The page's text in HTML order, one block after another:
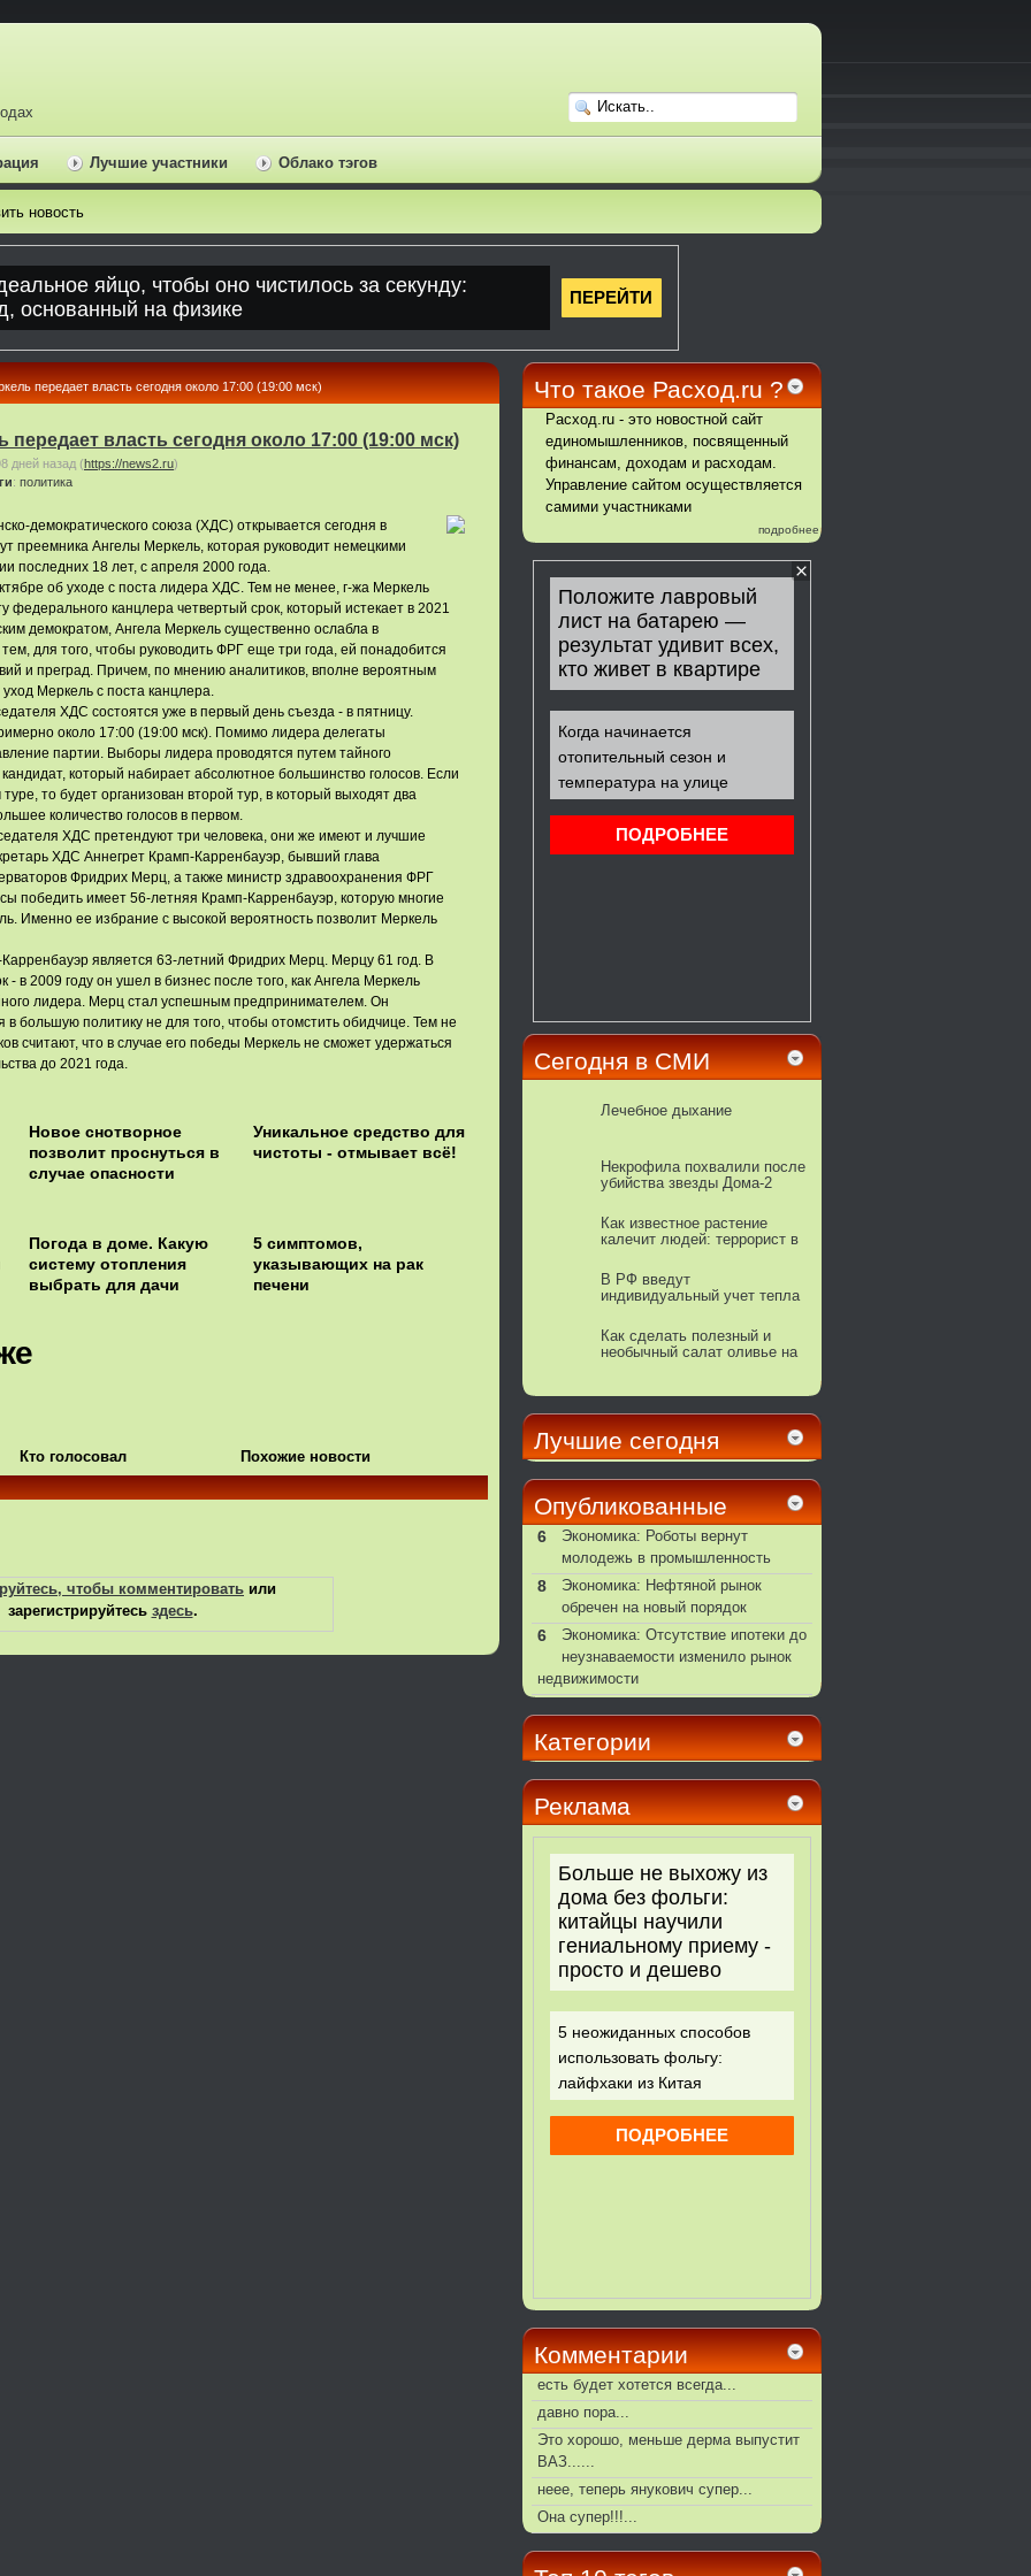
Лучшие участники Облако тэгов
новость
передает власть сегодня около 17:00 (19:00 мск)
передает власть сегодня около 17:00 (19:00 мск)
дней назад (https://news2.ru)
: политика
демократического союза (ХДС) открывается сегодня в
преемника Ангелы Меркель, которая руководит немецкими
последних 18 лет, с апреля 2000 года.
об уходе с поста лидера ХДС. Тем не менее, г-жа Меркель
федерального канцлера четвертый срок, который истекает в 2021
демократом, Ангела Меркель существенно ослабла в
для того, чтобы руководить ФРГ еще три года, ей понадобится
и преград. Причем, по мнению аналитиков, вполне вероятным
Меркель с поста канцлера.
ХДС состоятся уже в первый день съезда - в пятницу.
около 17:00 (19:00 мск). Помимо лидера делегаты
партии. Выборы лидера проводятся путем тайного
который набирает абсолютное большинство голосов. Если
то будет организован второй тур, в который выходят два
количество голосов в первом.
ХДС претендуют три человека, они же имеют и лучшие
ХДС Аннегрет Крамп-Карренбауэр, бывший глава
Фридрих Мерц, а также министр здравоохранения ФРГ
победить имеет 56-летняя Крамп-Карренбауэр, которую многие
Именно ее избрание с высокой вероятность позволит Меркель
является 63-летний Фридрих Мерц. Мерцу 61 год. В
- в 2009 году он ушел в бизнес после того, как Ангела Меркель
лидера. Мерц стал успешным предпринимателем. Он
в большую политику не для того, чтобы отомстить обидчице. Тем не
считают, что в случае его победы Меркель не сможет удержаться
до 2021 года.
Новое снотворное
позволит проснуться в
случае опасности
Уникальное средство для
чистоты - отмывает всё!
Погода в доме. Какую
систему отопления
выбрать для дачи
5 симптомов,
указывающих на рак
печени
Кто голосовал Похожие новости
чтобы комментировать или
зарегистрируйтесь здесь.
Что такое Расход.ru ?
Расход.ru - это новостной сайт
единомышленников, посвященный
финансам, доходам и расходам.
Управление сайтом осуществляется
самими участниками
подробнее
Сегодня в СМИ
Лечебное дыхание
Некрофила похвалили после
убийства звезды Дома-2
Как известное растение
калечит людей: террорист в
В РФ введут
индивидуальный учет тепла
Как сделать полезный и
необычный салат оливье на
Лучшие сегодня
Опубликованные
6
Экономика: Роботы вернут
молодежь в промышленность
8
Экономика: Нефтяной рынок
обречен на новый порядок
6
Экономика: Отсутствие ипотеки до
неузнаваемости изменило рынок
недвижимости
Категории
Реклама
Комментарии
есть будет хотется всегда...
давно пора...
Это хорошо, меньше дерма выпустит
ВАЗ......
неее, теперь янукович супер...
Она супер!!!...